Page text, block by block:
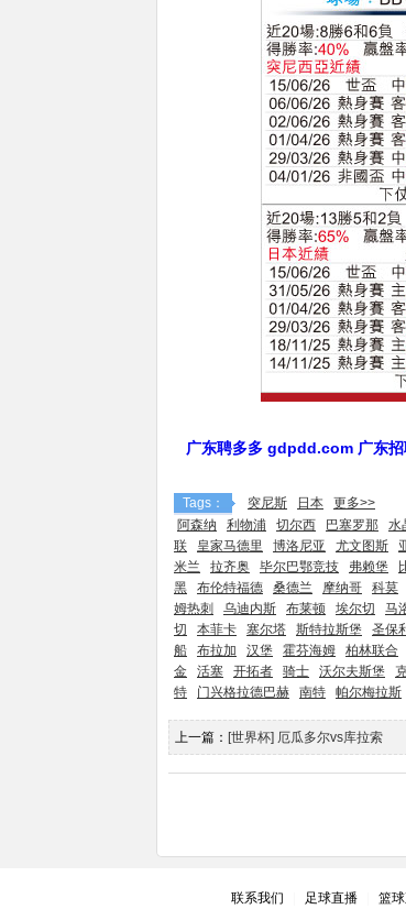
广东聘多多 gdpdd.com 广东
Tags： 突尼斯 日本
更多>>
阿森纳
利物浦 切尔西 巴塞罗那 水
联
皇家马德里 博洛尼亚 尤文图斯
米兰
拉齐奥 毕尔巴鄂竞技 弗赖堡
黑
布伦特福德 桑德兰 摩纳哥 科莫
姆热刺
乌迪内斯 布莱顿 埃尔切 马
切
本菲卡 塞尔塔 斯特拉斯堡 圣保
船
布拉加 汉堡 霍芬海姆 柏林联合
金
活塞 开拓者 骑士 沃尔夫斯堡
特
门兴格拉德巴赫 南特 帕尔梅拉斯
上一篇： [世界杯] 厄瓜多尔vs库拉索
联系我们 足球直播 篮